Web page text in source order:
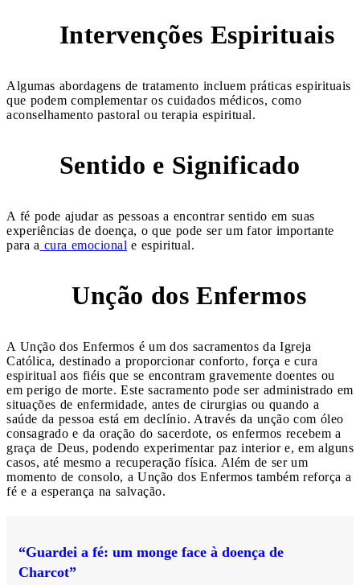
Intervenções Espirituais
Algumas abordagens de tratamento incluem práticas espirituais
que podem complementar os cuidados médicos, como
aconselhamento pastoral ou terapia espiritual.
Sentido e Significado
A fé pode ajudar as pessoas a encontrar sentido em suas
experiências de doença, o que pode ser um fator importante
para a cura emocional e espiritual.
Unção dos Enfermos
A Unção dos Enfermos é um dos sacramentos da Igreja
Católica, destinado a proporcionar conforto, força e cura
espiritual aos fiéis que se encontram gravemente doentes ou
em perigo de morte. Este sacramento pode ser administrado em
situações de enfermidade, antes de cirurgias ou quando a
saúde da pessoa está em declínio. Através da unção com óleo
consagrado e da oração do sacerdote, os enfermos recebem a
graça de Deus, podendo experimentar paz interior e, em alguns
casos, até mesmo a recuperação física. Além de ser um
momento de consolo, a Unção dos Enfermos também reforça a
fé e a esperança na salvação.
“Guardei a fé: um monge face à doença de
Charcot”